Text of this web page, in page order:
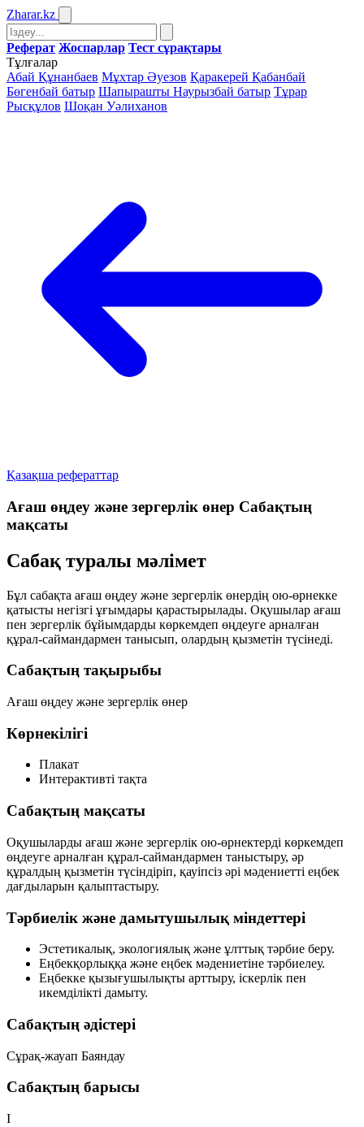
Zharar.kz
Реферат Жоспарлар Тест сұрақтары
Тұлғалар
Абай Құнанбаев Мұхтар Әуезов Қаракерей Қабанбай
Бөгенбай батыр Шапырашты Наурызбай батыр Тұрар
Рысқұлов Шоқан Уәлиханов
Қазақша рефераттар
Ағаш өңдеу және зергерлік өнер Сабақтың
мақсаты
Сабақ туралы мәлімет
Бұл сабақта ағаш өңдеу және зергерлік өнердің ою-өрнекке
қатысты негізгі ұғымдары қарастырылады. Оқушылар ағаш
пен зергерлік бұйымдарды көркемдеп өңдеуге арналған
құрал-саймандармен танысып, олардың қызметін түсінеді.
Сабақтың тақырыбы
Ағаш өңдеу және зергерлік өнер
Көрнекілігі
Плакат
Интерактивті тақта
Сабақтың мақсаты
Оқушыларды ағаш және зергерлік ою-өрнектерді көркемдеп
өңдеуге арналған құрал-саймандармен таныстыру, әр
құралдың қызметін түсіндіріп, қауіпсіз әрі мәдениетті еңбек
дағдыларын қалыптастыру.
Тәрбиелік және дамытушылық міндеттері
Эстетикалық, экологиялық және ұлттық тәрбие беру.
Еңбекқорлыққа және еңбек мәдениетіне тәрбиелеу.
Еңбекке қызығушылықты арттыру, іскерлік пен
икемділікті дамыту.
Сабақтың әдістері
Сұрақ-жауап Баяндау
Сабақтың барысы
I